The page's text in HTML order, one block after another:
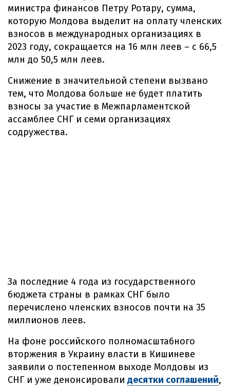
министра финансов Петру Ротару, сумма,
которую Молдова выделит на оплату членских
взносов в международных организациях в
2023 году, сокращается на 16 млн леев – с 66,5
млн до 50,5 млн леев.
Снижение в значительной степени вызвано
тем, что Молдова больше не будет платить
взносы за участие в Межпарламентской
ассамблее СНГ и семи организациях
содружества.
За последние 4 года из государственного
бюджета страны в рамках СНГ было
перечислено членских взносов почти на 35
миллионов леев.
На фоне российского полномасштабного
вторжения в Украину власти в Кишиневе
заявили о постепенном выходе Молдовы из
СНГ и уже денонсировали десятки соглашений,